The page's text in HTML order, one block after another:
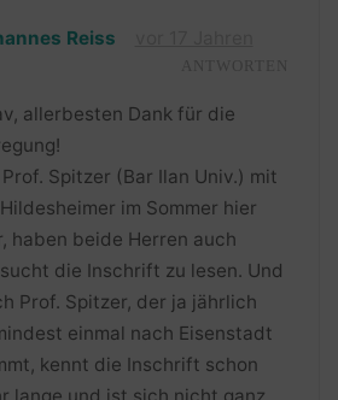
Reiss
allerbesten Dank für die
Prof. Spitzer (Bar Ilan Univ.) mit
im Sommer hier
haben beide Herren auch
die Inschrift zu lesen. Und
Prof. Spitzer, der ja jährlich
einmal nach Eisenstadt
kennt die Inschrift schon
lange und ist sich nicht ganz